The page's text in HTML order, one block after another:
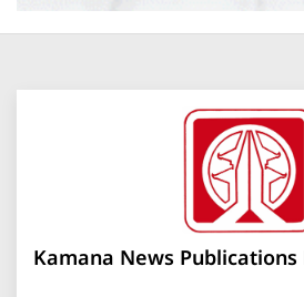
Kamana News Publications